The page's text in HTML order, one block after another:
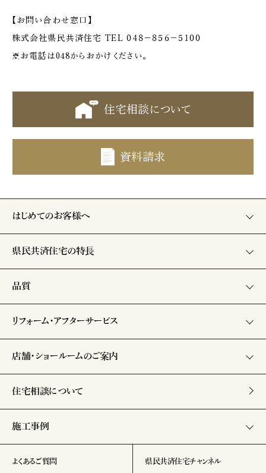
【お問い合わせ窓口】
株式会社県民共済住宅 TEL ０４８－８５６－５１００
※お電話は048からおかけください。
住宅相談について
資料請求
はじめてのお客様へ
県民共済住宅の特長
品質
リフォーム・アフターサービス
店舗・ショールームのご案内
住宅相談について
施工事例
よくあるご質問 県民共済住宅チャンネル